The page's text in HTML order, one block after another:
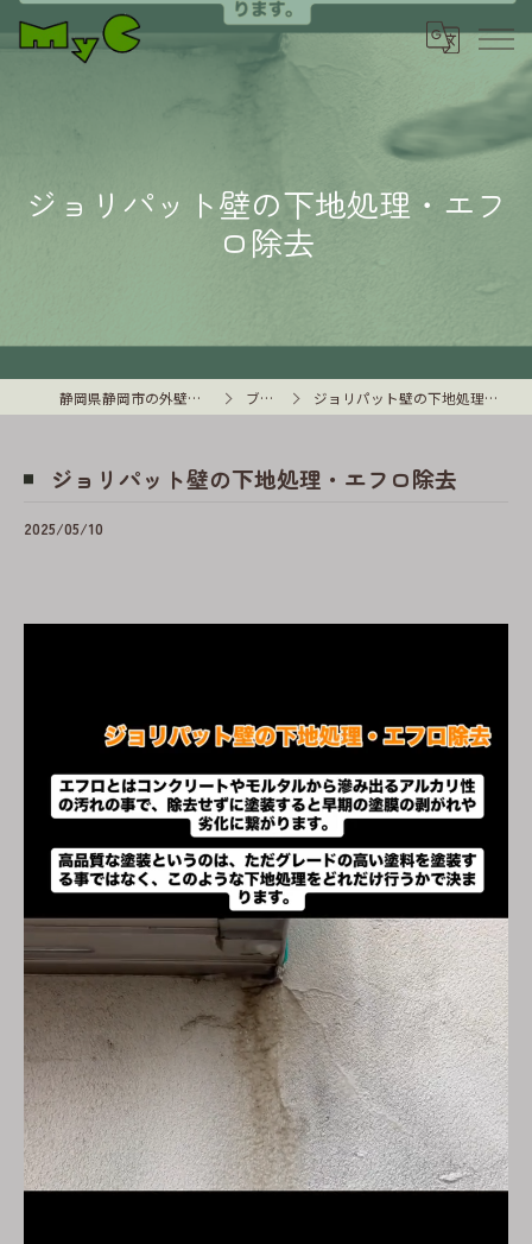
ジョリパット壁の下地処理・エフ
ロ除去
静岡県静岡市の外壁塗装はMyC ブログ ジョリパット壁の下地処理・エフロ除去
ジョリパット壁の下地処理・エフロ除去
2025/05/10